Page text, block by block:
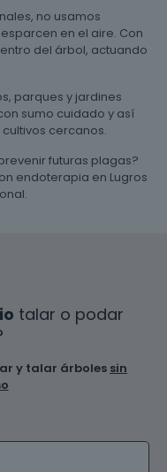
no usamos
en el aire. Con
del árbol, actuando
parques y jardines
sumo cuidado y así
cercanos.
futuras plagas?
endoterapia en Lugros
talar o podar
y talar árboles sin